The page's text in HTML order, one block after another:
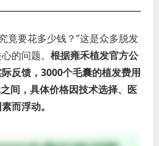
竟要花多少钱？”这是众多脱发
的问题。 根据雍禾植发官方公
反馈，3000个毛囊的植发费用
间，具体价格因技术选择、医
而浮动。